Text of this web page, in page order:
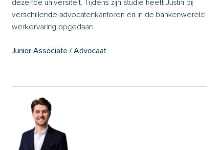
dezelfde universiteit. Tijdens zijn studie heeft Justin bij
verschillende advocatenkantoren en in de bankenwereld
werkervaring opgedaan.
Junior Associate / Advocaat